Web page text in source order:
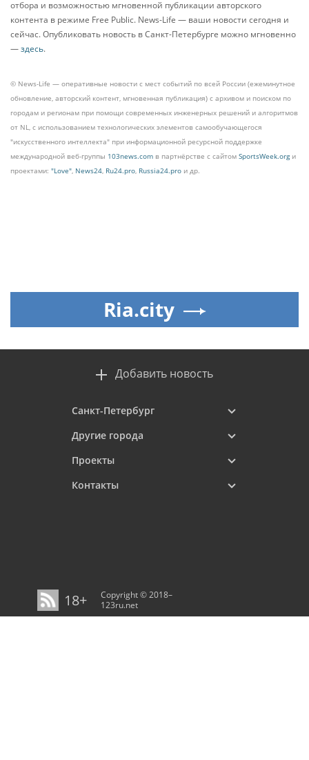
отбора и возможностью мгновенной публикации авторского
контента в режиме Free Public. News-Life — ваши новости сегодня и
сейчас. Опубликовать новость в Санкт-Петербурге можно мгновенно
—здесь.
© News-Life — оперативные новости с мест событий по всей России (ежеминутное
обновление, авторский контент, мгновенная публикация) с архивом и поиском по
городам и регионам при помощи современных инженерных решений и алгоритмов
от NL, с использованием технологических элементов самообучающегося
"искусственного интеллекта" при информационной ресурсной поддержке
международной веб-группы 103news.com в партнёрстве с сайтом SportsWeek.orgи
проектами: "Love", News24, Ru24.pro, Russia24.pro и др.
Ria.city
Добавить новость
Санкт-Петербург
Другие города
Проекты
Контакты
18+
Copyright © 2018–
123ru.net